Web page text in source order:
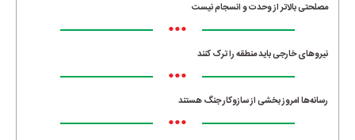
مصلحتی بالاتر از وحدت و انسجام نیست
•••
نیروهای خارجی باید منطقه را ترک کنند
•••
رسانه‌ها امروز بخشی از سازوکار جنگ هستند
•••